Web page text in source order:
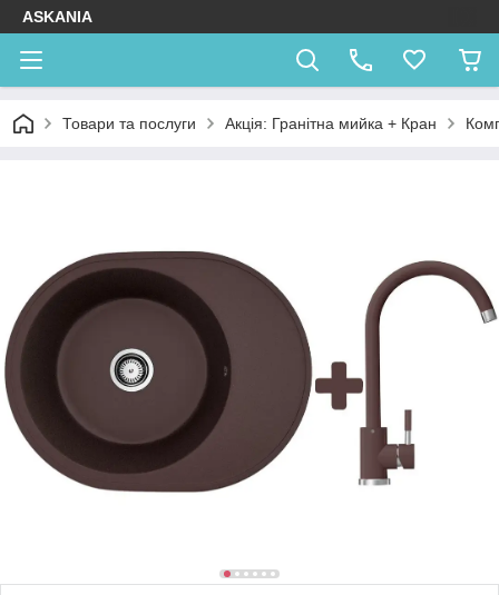
ASKANIA
Товари та послуги Акція: Гранітна мийка + Кран